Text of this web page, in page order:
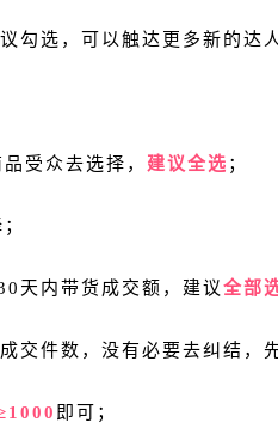
勾选，可以触达更多新的达
受众去选择， 建议全选 ；
天内带货成交额，建议全部
交件数，没有必要去纠结，
即可；